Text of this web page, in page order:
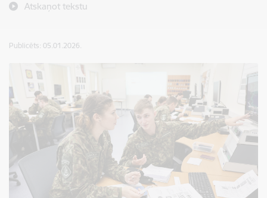
Atskaņot tekstu
Publicēts: 05.01.2026.